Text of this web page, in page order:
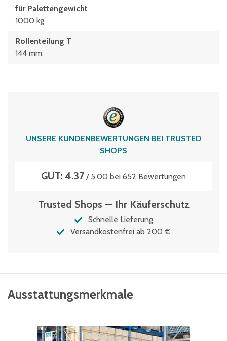
für Palettengewicht
1000 kg
Rollenteilung T
144 mm
UNSERE KUNDENBEWERTUNGEN BEI TRUSTED
SHOPS
GUT: 4.37 / 5.00 bei 652 Bewertungen
Trusted Shops — Ihr Käuferschutz
Schnelle Lieferung
Versandkostenfrei ab 200 €
Ausstattungsmerkmale